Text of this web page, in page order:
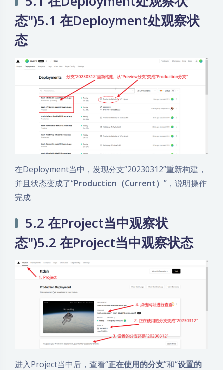
态")5.1 在Deployment处观察状
态
在Deployment当中，发现分支“20230312”重新构建，
并且状态变成了“Production（Current） ”，说明操作
完成
5.2 在Project当中观察状
态")5.2 在Project当中观察状态
进入Project当中后，查看“正在使用的分支”和“设置的